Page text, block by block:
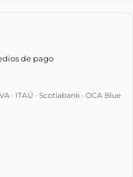
de pago
· ITAÚ · Scotiabank · OCA Blue